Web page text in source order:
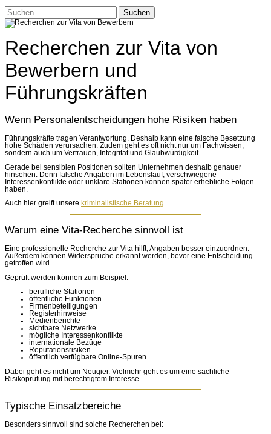
Suchen
nach:
Recherchen zur Vita von
Bewerbern und
Führungskräften
Wenn Personalentscheidungen hohe Risiken haben
Führungskräfte tragen Verantwortung. Deshalb kann eine falsche Besetzung
hohe Schäden verursachen. Zudem geht es oft nicht nur um Fachwissen,
sondern auch um Vertrauen, Integrität und Glaubwürdigkeit.
Gerade bei sensiblen Positionen sollten Unternehmen deshalb genauer
hinsehen. Denn falsche Angaben im Lebenslauf, verschwiegene
Interessenkonflikte oder unklare Stationen können später erhebliche Folgen
haben.
Auch hier greift unsere kriminalistische Beratung
Warum eine Vita-Recherche sinnvoll ist
Eine professionelle Recherche zur Vita hilft, Angaben besser einzuordnen.
Außerdem können Widersprüche erkannt werden, bevor eine Entscheidung
getroffen wird.
Geprüft werden können zum Beispiel:
berufliche Stationen
öffentliche Funktionen
Firmenbeteiligungen
Registerhinweise
Medienberichte
sichtbare Netzwerke
mögliche Interessenkonflikte
internationale Bezüge
Reputationsrisiken
öffentlich verfügbare Online-Spuren
Dabei geht es nicht um Neugier. Vielmehr geht es um eine sachliche
Risikoprüfung mit berechtigtem Interesse.
Typische Einsatzbereiche
Besonders sinnvoll sind solche Recherchen bei: